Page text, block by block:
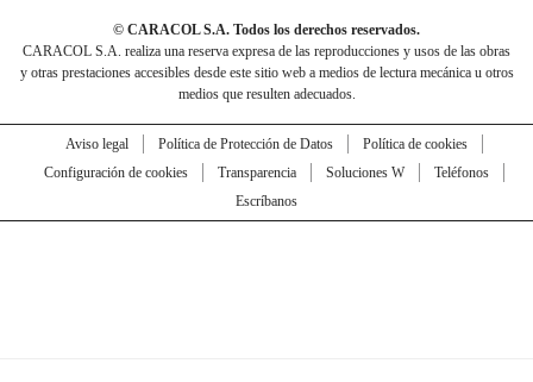
© CARACOL S.A. Todos los derechos reservados.
CARACOL S.A. realiza una reserva expresa de las reproducciones y usos de las obras
y otras prestaciones accesibles desde este sitio web a medios de lectura mecánica u otros
medios que resulten adecuados.
Aviso legal Política de Protección de Datos
Política de cookies
Configuración de cookies
Transparencia Soluciones W
Teléfonos
Escríbanos